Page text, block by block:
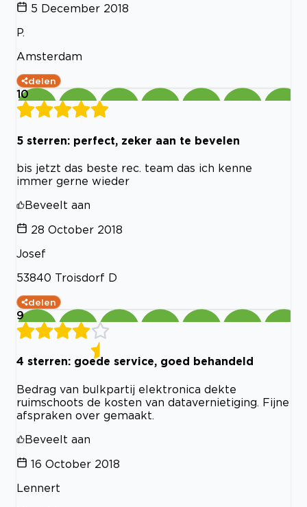
5 December 2018
P.
Amsterdam
delen
10
5 sterren: perfect, zeker aan te bevelen
bis jetzt das beste rec. team das ich kenne
immer gerne wieder
Beveelt aan
28 October 2018
Josef
53840 Troisdorf D
delen
9
4 sterren: goede service, goed behandeld
Bedrag van bulkpartij elektronica dekte
ruimschoots de kosten van datavernietiging. Fijne
afspraken over gemaakt.
Beveelt aan
16 October 2018
Lennert